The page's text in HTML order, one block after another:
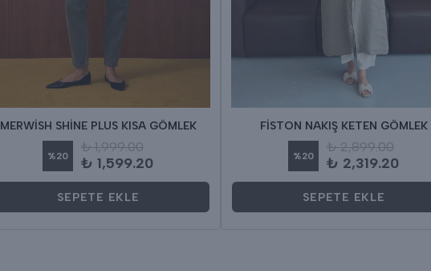
MERWİSH SHİNE PLUS KISA GÖMLEK
%20
₺ 1,999.00
₺ 1,599.20
SEPETE EKLE
FİSTON NAKIŞ KETEN GÖMLEK
%20
₺ 2,899.00
₺ 2,319.20
SEPETE EKLE